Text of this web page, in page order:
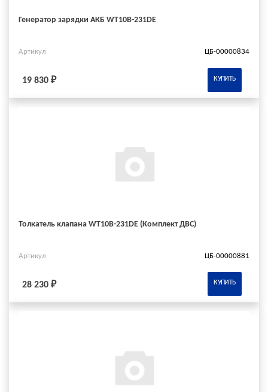
Генератор зарядки АКБ WT10B-231DE
Артикул ЦБ-00000834
19 830 ₽ КУПИТЬ
Толкатель клапана WT10B-231DE (Комплект ДВС)
Артикул ЦБ-00000881
28 230 ₽ КУПИТЬ